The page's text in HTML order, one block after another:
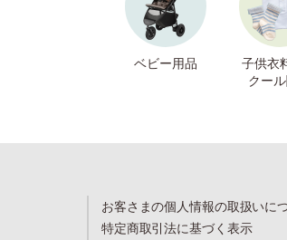
ベビー用品
子供衣
クー
お客さまの個人情報の取扱いに
特定商取引法に基づく表示